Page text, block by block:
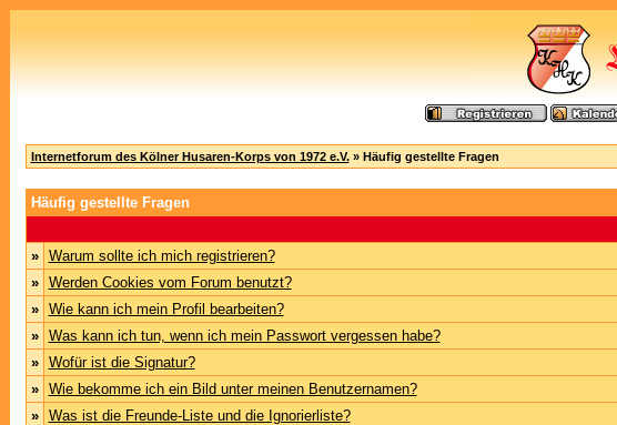
Internetforum des Kölner Husaren-Korps von 1972 e.V.» Häufig gestellte Fragen
Häufig gestellte Fragen
»
Warum sollte ich mich registrieren?
»
Werden Cookies vom Forum benutzt?
»
Wie kann ich mein Profil bearbeiten?
»
Was kann ich tun, wenn ich mein Passwort vergessen habe?
»
Wofür ist die Signatur?
»
Wie bekomme ich ein Bild unter meinen Benutzernamen?
»
Was ist die Freunde-Liste und die Ignorierliste?